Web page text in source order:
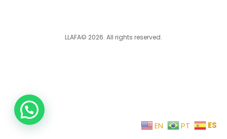
LLAFA© 2026. All rights reserved.
EN PT ES